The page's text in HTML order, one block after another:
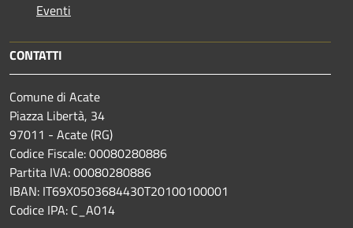
Eventi
CONTATTI
Comune di Acate
Piazza Libertà, 34
97011 - Acate (RG)
Codice Fiscale: 00080280886
Partita IVA: 00080280886
IBAN: IT69X0503684430T20100100001
Codice IPA: C_A014